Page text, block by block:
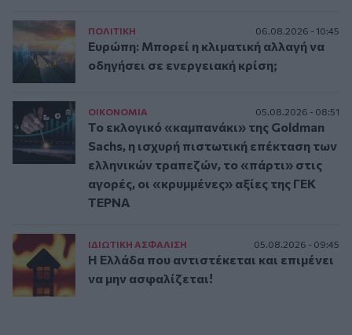
ΠΟΛΙΤΙΚΗ 06.08.2026 - 10:45
Ευρώπη: Μπορεί η κλιματική αλλαγή να
οδηγήσει σε ενεργειακή κρίση;
ΟΙΚΟΝΟΜΙΑ 05.08.2026 - 08:51
Το εκλογικό «καμπανάκι» της Goldman
Sachs, η ισχυρή πιστωτική επέκταση των
ελληνικών τραπεζών, το «πάρτι» στις
αγορές, οι «κρυμμένες» αξίες της ΓΕΚ
ΤΕΡΝΑ
ΙΔΙΩΤΙΚΗ ΑΣΦAΛΙΣΗ 05.08.2026 - 09:45
Η Ελλάδα που αντιστέκεται και επιμένει
να μην ασφαλίζεται!